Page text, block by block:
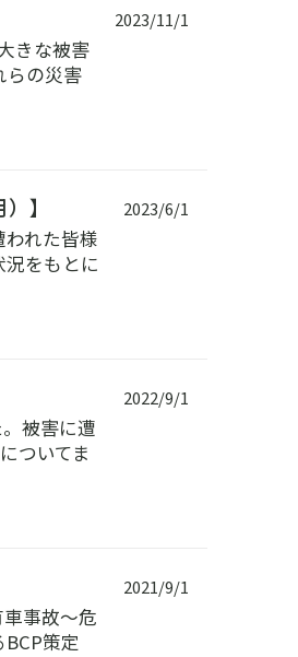
きな被害
らの災害
2023/11/1
】
れた皆様
をもとに
2023/6/1
被害に遭
ついてま
2022/9/1
事故～危
策定
2021/9/1